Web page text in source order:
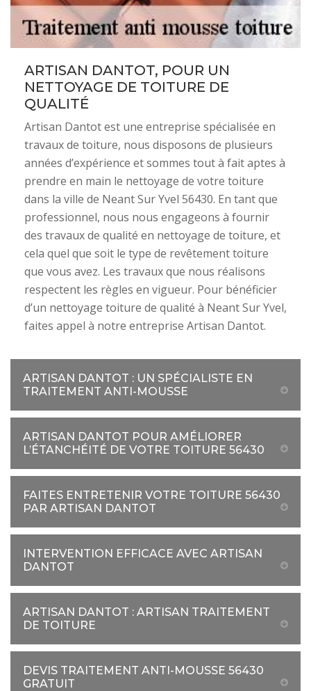
ARTISAN DANTOT, POUR UN
NETTOYAGE DE TOITURE DE
QUALITÉ
Artisan Dantot est une entreprise spécialisée en
travaux de toiture, nous disposons de plusieurs
années d’expérience et sommes tout à fait aptes à
prendre en main le nettoyage de votre toiture
dans la ville de Neant Sur Yvel 56430. En tant que
professionnel, nous nous engageons à fournir
des travaux de qualité en nettoyage de toiture, et
cela quel que soit le type de revêtement toiture
que vous avez. Les travaux que nous réalisons
respectent les règles en vigueur. Pour bénéficier
d’un nettoyage toiture de qualité à Neant Sur Yvel,
faites appel à notre entreprise Artisan Dantot.
ARTISAN DANTOT : UN SPÉCIALISTE EN
TRAITEMENT ANTI-MOUSSE
ARTISAN DANTOT POUR AMÉLIORER
L’ÉTANCHÉITÉ DE VOTRE TOITURE 56430
FAITES ENTRETENIR VOTRE TOITURE 56430
PAR ARTISAN DANTOT
INTERVENTION EFFICACE AVEC ARTISAN
DANTOT
ARTISAN DANTOT : ARTISAN TRAITEMENT
DE TOITURE
DEVIS TRAITEMENT ANTI-MOUSSE 56430
GRATUIT